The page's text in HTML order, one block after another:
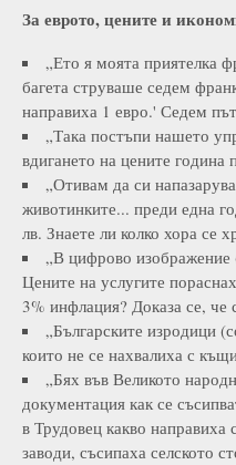
За еврото, цените и
„Ето я моята приятелка
багета струваше седем
направиха 1 евро.' Седем
„Така постъпи нашето
вдигането на цените година
„Отивам да си
животинките... преди една
лв. Знаете ли колко хора се
„В цифрово изображение
Цените на услугите
3% инфлация? Доказа се, че
„Българските изродици
които не се нахвалиха с
„Бях във Великото
документация как се
в Трудовец какво
заводи, съсипаха селското